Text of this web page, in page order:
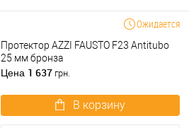
Ожидается
Протектор AZZI FAUSTO F23 Antitubo
25 мм бронза
Цена 1 637 грн.
В корзину